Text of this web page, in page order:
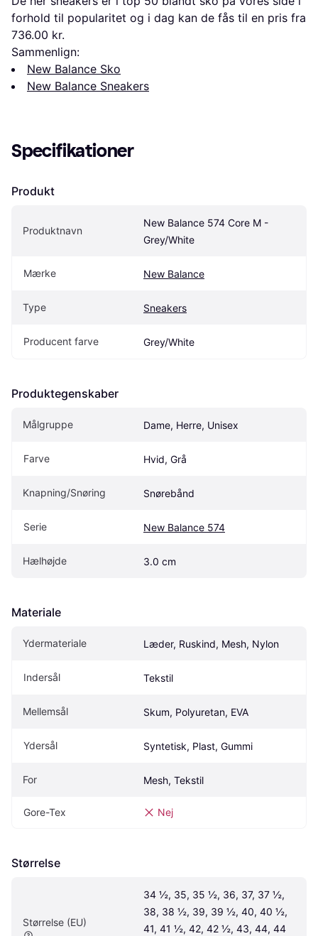
forhold til popularitet og i dag kan de fås til en pris fra
736.00 kr.
Sammenlign:
New Balance Sko
New Balance Sneakers
Specifikationer
Produkt
Produktnavn
New Balance 574 Core M -
Grey/White
Mærke New Balance
Type Sneakers
Producent farve Grey/White
Produktegenskaber
Målgruppe Dame, Herre, Unisex
Farve Hvid, Grå
Knapning/Snøring Snørebånd
Serie New Balance 574
Hælhøjde 3.0 cm
Materiale
Ydermateriale Læder, Ruskind, Mesh, Nylon
Indersål Tekstil
Mellemsål Skum, Polyuretan, EVA
Ydersål Syntetisk, Plast, Gummi
For Mesh, Tekstil
Gore-Tex Nej
Størrelse
Størrelse (EU)
34 ½, 35, 35 ½, 36, 37, 37 ½,
38, 38 ½, 39, 39 ½, 40, 40 ½,
41, 41 ½, 42, 42 ½, 43, 44, 44